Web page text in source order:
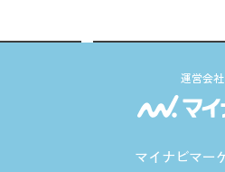
運営会社
マイナビマー